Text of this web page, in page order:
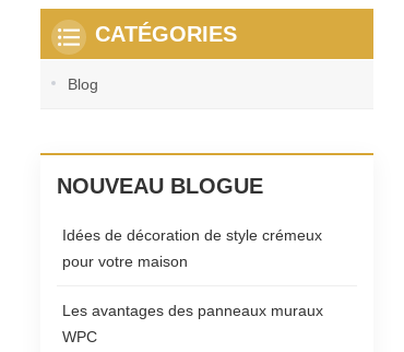
CATÉGORIES
Blog
NOUVEAU BLOGUE
Idées de décoration de style crémeux
pour votre maison
Les avantages des panneaux muraux
WPC